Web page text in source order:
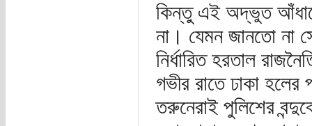
কিন্তু এই অদ্ভুত
না। যেমন জানতো না
নির্ধারিত হরতাল
গভীর রাতে ঢাকা
তরুনেরাই পুলিশের